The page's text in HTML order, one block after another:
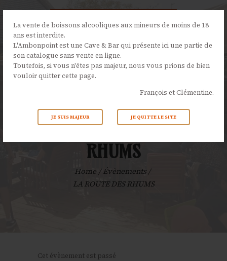
La vente de boissons alcooliques aux mineurs de moins de 18
ans est interdite.
L'Ambonpoint est une Cave & Bar qui présente ici une partie de
son catalogue sans vente en ligne.
Toutefois, si vous n'êtes pas majeur, nous vous prions de bien
vouloir quitter cette page.
François et Clémentine.
JE SUIS MAJEUR JE QUITTE LE SITE
LA ROUTE DES
RHUMS
Home
Évènements
LA ROUTE DES RHUMS
L’AMBONPOINT
LA CAVE
NOS ÉVÉNEMENTS
ACTUALITÉS
CONTACTS
Cet évènement est passé